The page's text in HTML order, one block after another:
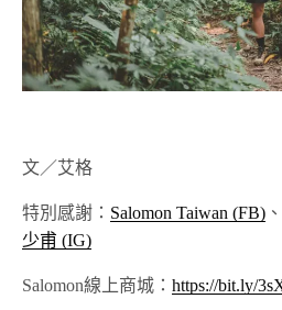
文／艾格
特別感謝： Salomon Taiwan (FB) 、
少甫 (IG)
Salomon線上商城： https://bit.ly/